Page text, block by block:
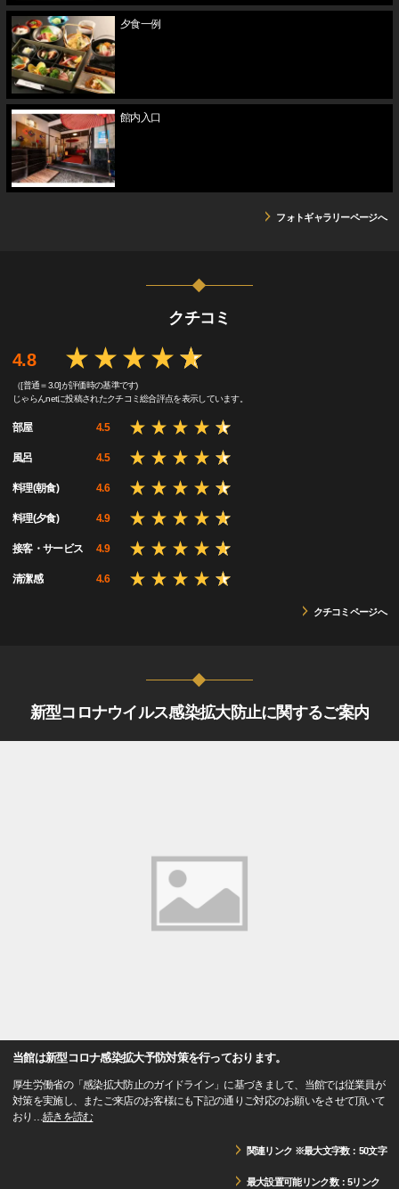
夕食一例
館内入口
フォトギャラリーページへ
クチコミ
4.8
（[普通＝3.0]が評価時の基準です)
じゃらんnetに投稿されたクチコミ総合評点を表示しています。
部屋 4.5
風呂 4.5
料理(朝食) 4.6
料理(夕食) 4.9
接客・サービス 4.9
清潔感 4.6
クチコミページへ
新型コロナウイルス感染拡大防止に関するご案内
当館は新型コロナ感染拡大予防対策を行っております。
厚生労働省の「感染拡大防止のガイドライン」に基づきまして、当館では従業員が
対策を実施し、またご来店のお客様にも下記の通りご対応のお願いをさせて頂いて
おり
続きを読む
関連リンク ※最大文字数：50文字
最大設置可能リンク数：5リンク